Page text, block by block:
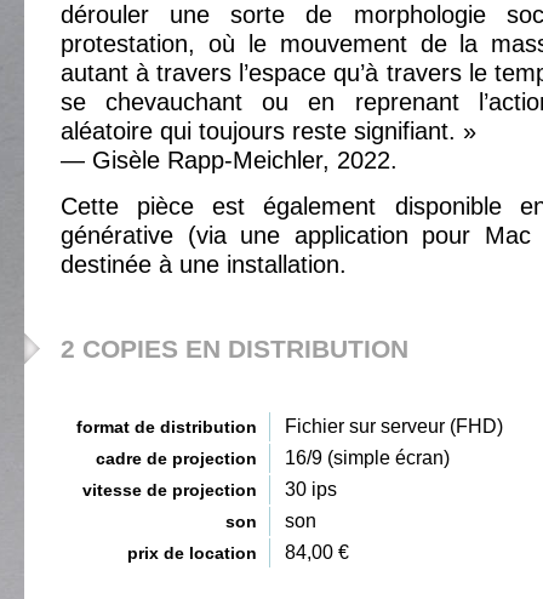
dérouler une sorte de morphologie
protestation, où le mouvement de la
autant à travers l’espace qu’à travers le
se chevauchant ou en reprenant
aléatoire qui toujours reste signifiant. »
— Gisèle Rapp-Meichler, 2022.
Cette pièce est également disponible
générative (via une application pour
destinée à une installation.
2 COPIES EN DISTRIBUTION
format de distribution Fichier sur serveur (FHD)
cadre de projection 16/9 (simple écran)
vitesse de projection 30 ips
son son
prix de location 84,00 €